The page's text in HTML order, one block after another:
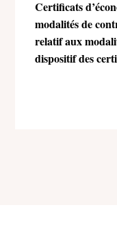
Certificats
modalités de
relatif aux
dispositif des